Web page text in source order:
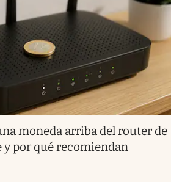
moneda arriba del router de
y por qué recomiendan